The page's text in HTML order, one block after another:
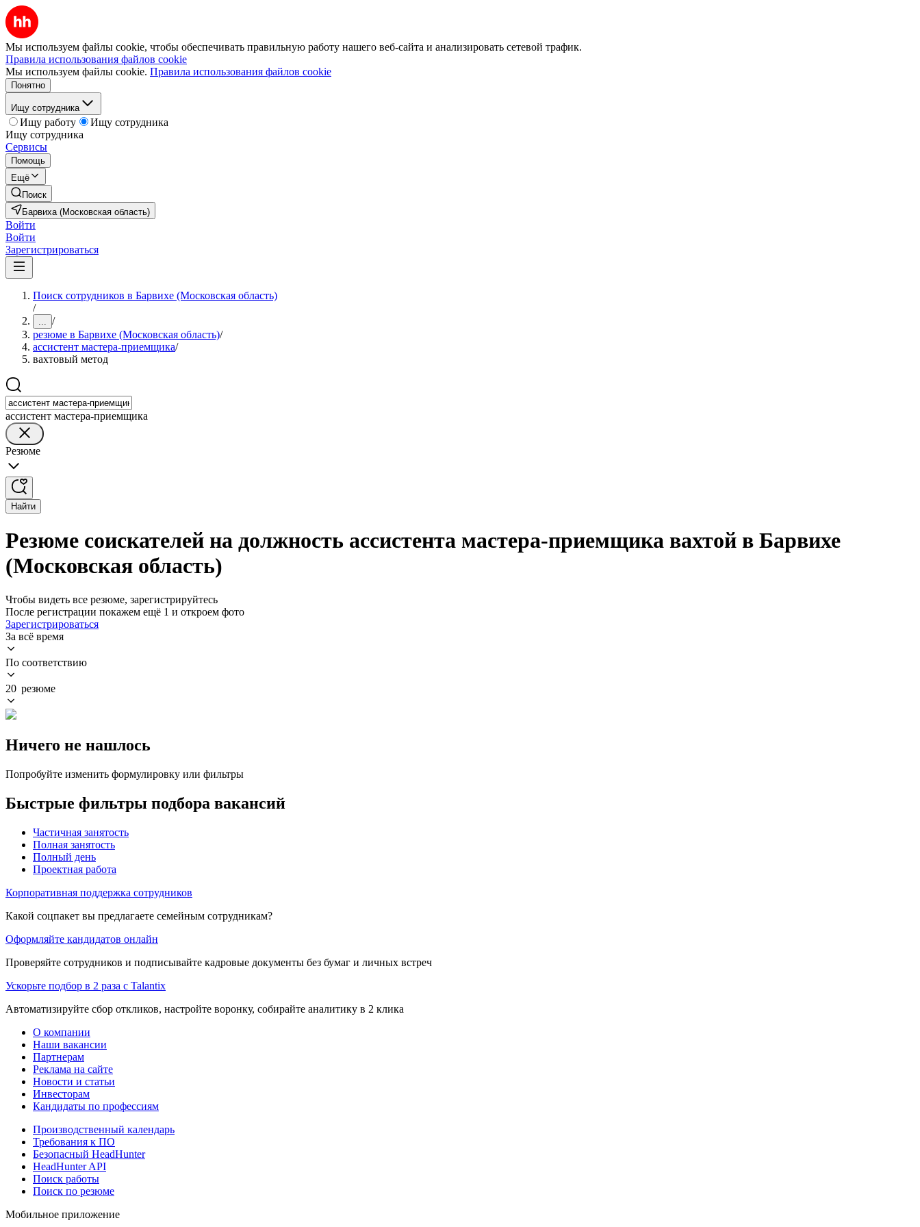
Мы используем файлы cookie, чтобы обеспечивать правильную работу нашего веб-сайта и анализировать сетевой трафик.
Правила использования файлов cookie
Мы используем файлы cookie. Правила использования файлов cookie
Понятно
Ищу сотрудника
Ищу работу
Ищу сотрудника
Ищу сотрудника
Сервисы
Помощь
Ещё
Поиск
Барвиха (Московская область)
Войти
Войти
Зарегистрироваться
Поиск сотрудников в Барвихе (Московская область)
/
... /
резюме в Барвихе (Московская область)/
ассистент мастера-приемщика/
вахтовый метод
ассистент мастера-приемщика
Резюме
Найти
Резюме соискателей на должность ассистента мастера-приемщика вахтой в Барвихе
(Московская область)
Чтобы видеть все резюме, зарегистрируйтесь
После регистрации покажем ещё 1 и откроем фото
Зарегистрироваться
За всё время
По соответствию
20 резюме
Ничего не нашлось
Попробуйте изменить формулировку или фильтры
Быстрые фильтры подбора вакансий
Частичная занятость
Полная занятость
Полный день
Проектная работа
Корпоративная поддержка сотрудников
Какой соцпакет вы предлагаете семейным сотрудникам?
Оформляйте кандидатов онлайн
Проверяйте сотрудников и подписывайте кадровые документы без бумаг и личных встреч
Ускорьте подбор в 2 раза с Talantix
Автоматизируйте сбор откликов, настройте воронку, собирайте аналитику в 2 клика
О компании
Наши вакансии
Партнерам
Реклама на сайте
Новости и статьи
Инвесторам
Кандидаты по профессиям
Производственный календарь
Требования к ПО
Безопасный HeadHunter
HeadHunter API
Поиск работы
Поиск по резюме
Мобильное приложение